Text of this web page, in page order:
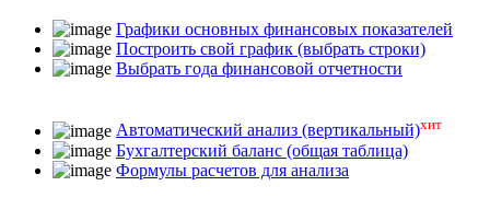
Графики основных финансовых показателей
Построить свой график (выбрать строки)
Выбрать года финансовой отчетности
Автоматический анализ (вертикальный)хит
Бухгалтерский баланс (общая таблица)
Формулы расчетов для анализа